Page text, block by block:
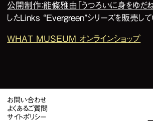
公開制作：能條雅由「うつろいに身をゆだね
したLinks “Evergreen”シリーズを販売して
WHAT MUSEUM オンラインショップ
お問い合わせ
よくあるご質問
サイトポリシー